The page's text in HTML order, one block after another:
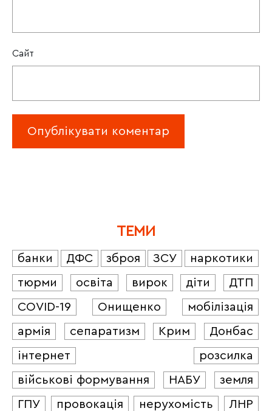
Сайт
ТЕМИ
банки ДФС зброя ЗСУ
наркотики
тюрми
освіта вирок діти
ДТП
COVID-19
Онищенко
мобілізація
армія
сепаратизм Крим
Донбас
інтернет
розсилка
військові формування
НАБУ
земля
ГПУ
провокація нерухомість
ЛНР